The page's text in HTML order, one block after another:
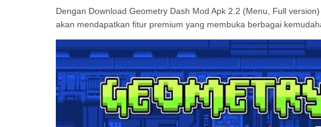
Langkah 3: Buka Geometry Dash Mod Apk
Pro dan Kontra
Apakah Geometry Dash Mod Apk cocok untuk anak-anak?
Bagaimana cara agar presisi dalam bermain Geometry Dash Mod
Apa yang bisa didapatkan dari versi MOD ini?
Dengan Download Geometry Dash Mod Apk 2.2 (Menu, Full
akan mendapatkan fitur premium yang membuka berbagai